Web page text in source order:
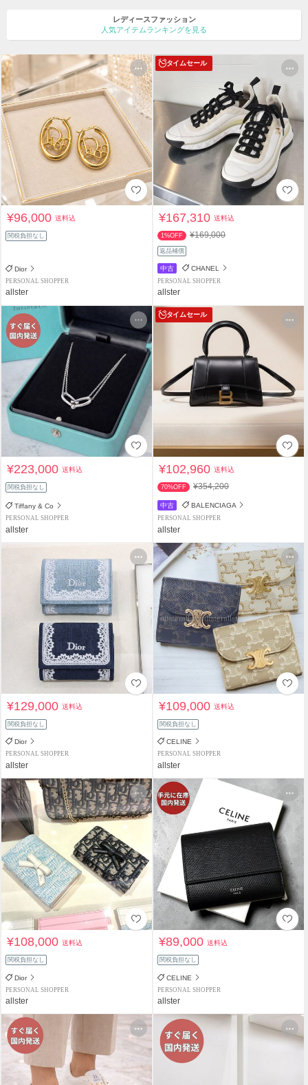
レディースファッション
人気アイテムランキングを見る
¥96,000送料込
関税負担なし
Dior
PERSONAL SHOPPER
allster
タイムセール
¥167,310送料込
1%OFF ¥169,000
返品補償
中古 CHANEL
PERSONAL SHOPPER
allster
¥223,000送料込
関税負担なし
Tiffany & Co
PERSONAL SHOPPER
allster
タイムセール
¥102,960送料込
70%OFF ¥354,200
中古 BALENCIAGA
PERSONAL SHOPPER
allster
¥129,000送料込
関税負担なし
Dior
PERSONAL SHOPPER
allster
¥109,000送料込
関税負担なし
CELINE
PERSONAL SHOPPER
allster
¥108,000送料込
関税負担なし
Dior
PERSONAL SHOPPER
allster
¥89,000送料込
関税負担なし
CELINE
PERSONAL SHOPPER
allster